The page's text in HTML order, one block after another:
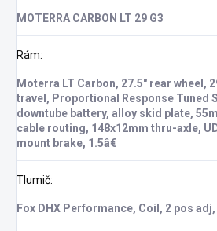
MOTERRA CARBON LT 29 G3
Rám:
Moterra LT Carbon, 27.5" rear wheel,
travel, Proportional Response Tuned
downtube battery, alloy skid plate,
cable routing, 148x12mm thru-axle,
mount brake, 1.5â€
Tlumič:
Fox DHX Performance, Coil, 2 pos